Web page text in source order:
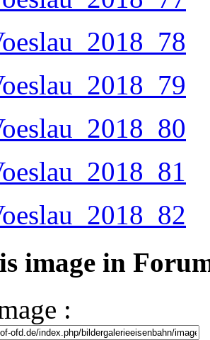
image in
: